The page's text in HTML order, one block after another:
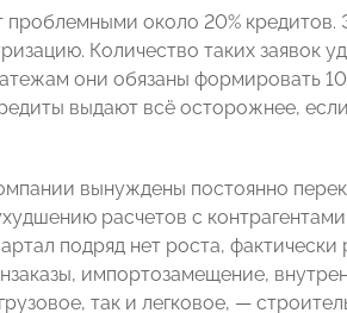
проблемными около 20% кредитов.
Количество таких заявок
они обязаны формировать
выдают всё осторожнее,
вынуждены постоянно
расчетов с
подряд нет роста, фактически
импортозамещение,
так и легковое, —